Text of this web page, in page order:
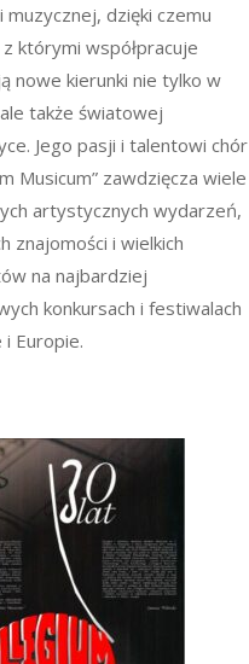
muzycznej, dzięki czemu
z którymi współpracuje
nowe kierunki nie tylko w
także światowej
Jego pasji i talentowi chór
Musicum” zawdzięcza wiele
artystycznych wydarzeń,
znajomości i wielkich
na najbardziej
konkursach i festiwalach
i Europie.